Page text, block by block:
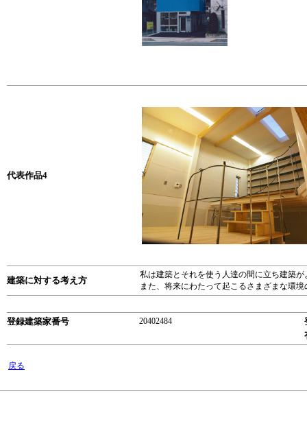
代表作品4
建築に対する考え方
私は建築とそれを使う人達の間に立ち建築
また、将来にわたって起こるさまざまな環
登録建築家番号 20402484
戻る